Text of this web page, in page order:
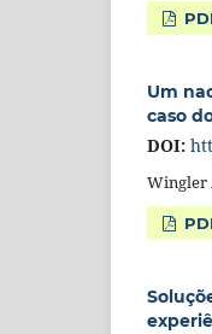
Um
caso
DOI:
Wingler